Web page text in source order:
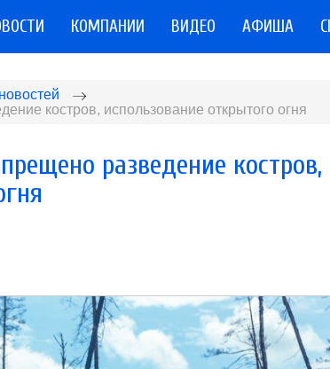
КОМПАНИИ ВИДЕО АФИША
костров, использование открытого огня
разведение костров,